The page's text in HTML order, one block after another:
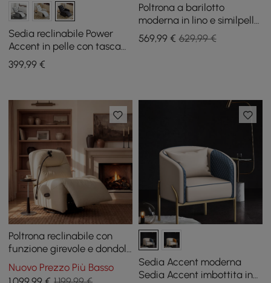
Sedia reclinabile Power
Accent in pelle con tasca
laterale
399,99 €
Poltrona a barilotto
moderna in lino e similpelle
con gambe in metallo
569,99€ 629,99 €
Poltrona reclinabile con
funzione girevole e dondolo
in vera pelle con supporto
per telefono
Nuovo Prezzo Più Basso
Sedia Accent moderna
Sedia Accent imbottita in